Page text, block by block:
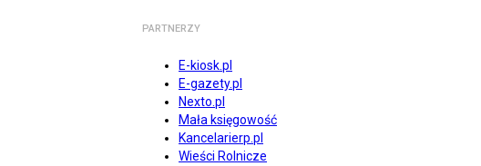
PARTNERZY
E-kiosk.pl
E-gazety.pl
Nexto.pl
Mała księgowość
Kancelarierp.pl
Wieści Rolnicze